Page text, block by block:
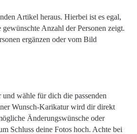
Artikel heraus. Hierbei ist es egal,
Anzahl der Personen zeigt.
ergänzen oder vom Bild
wähle für dich die passenden
Wunsch-Karikatur wird dir direkt
Änderungswünsche oder
Schluss deine Fotos hoch. Achte bei